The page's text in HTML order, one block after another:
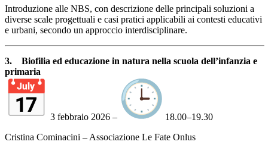
Introduzione alle NBS, con descrizione delle principali soluzioni a
diverse scale progettuali e casi pratici applicabili ai contesti educativi
e urbani, secondo un approccio interdisciplinare.
3. Biofilia ed educazione in natura nella scuola dell’infanzia e
primaria
3 febbraio 2026 –
18.00–19.30
Cristina Cominacini – Associazione Le Fate Onlus